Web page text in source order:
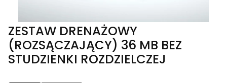
ZESTAW DRENAŻOWY
(ROZSĄCZAJĄCY) 36 MB BEZ
STUDZIENKI ROZDZIELCZEJ